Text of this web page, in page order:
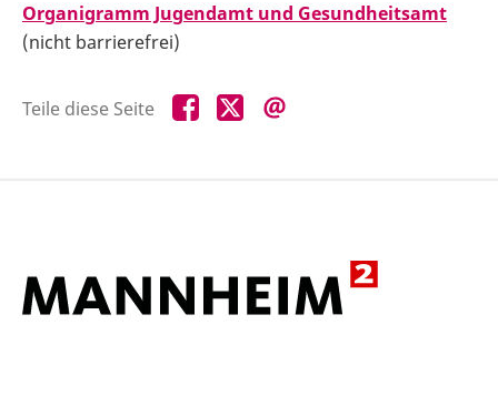
Organigramm Jugendamt und Gesundheitsamt
(nicht barrierefrei)
Teile diese Seite Teile
diese
Teile
diese